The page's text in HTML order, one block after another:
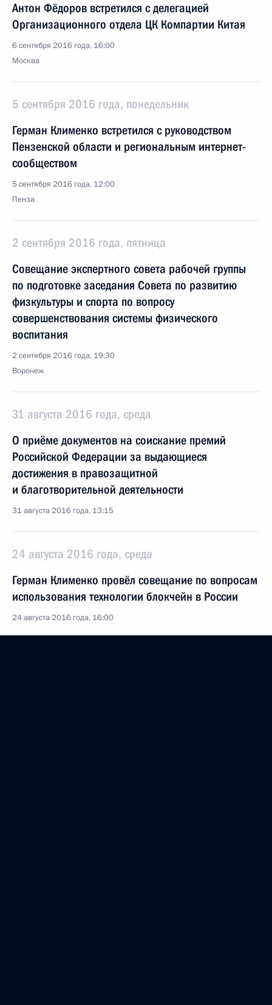
Антон Фёдоров встретился с делегацией
Организационного отдела ЦК Компартии Китая
6 сентября 2016 года, 16:00
Москва
5 сентября 2016 года, понедельник
Герман Клименко встретился с руководством
Пензенской области и региональным интернет-
сообществом
5 сентября 2016 года, 12:00
Пенза
2 сентября 2016 года, пятница
Совещание экспертного совета рабочей группы
по подготовке заседания Совета по развитию
физкультуры и спорта по вопросу
совершенствования системы физического
воспитания
2 сентября 2016 года, 19:30
Воронеж
31 августа 2016 года, среда
О приёме документов на соискание премий
Российской Федерации за выдающиеся
достижения в правозащитной
и благотворительной деятельности
31 августа 2016 года, 13:15
24 августа 2016 года, среда
Герман Клименко провёл совещание по вопросам
использования технологии блокчейн в России
24 августа 2016 года, 16:00